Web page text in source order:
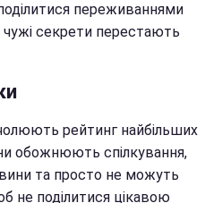
переживаннями
секрети перестають
рейтинг найбільших
обожнюють спілкування,
та просто не можуть
не поділитися цікавою